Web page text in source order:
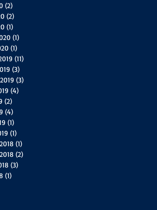
(2)
(2)2 Beiträge
(1)1 Beitrag
(1)1 Beitrag
(1)
(11)
(3)3 Beiträge
(3)3 Beiträge
(4)4 Beiträge
(2)
(4)
(1)
(1)
(1)1 Beitrag
(2)2 Beiträge
(3)
(1)